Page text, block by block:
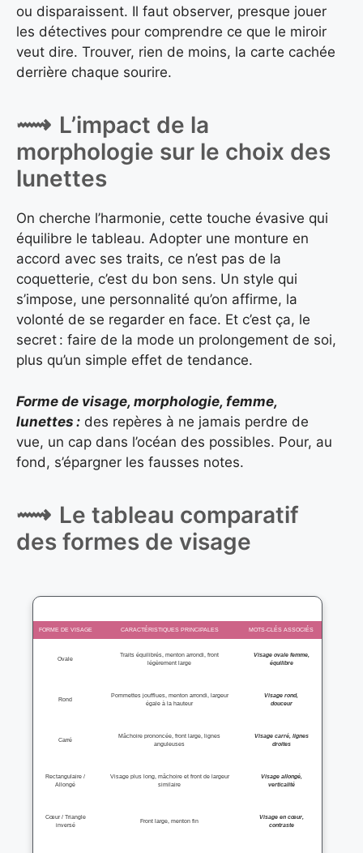
ou disparaissent. Il faut observer, presque jouer
les détectives pour comprendre ce que le miroir
veut dire. Trouver, rien de moins, la carte cachée
derrière chaque sourire.
L’impact de la
morphologie sur le choix des
lunettes
On cherche l’harmonie, cette touche évasive qui
équilibre le tableau. Adopter une monture en
accord avec ses traits, ce n’est pas de la
coquetterie, c’est du bon sens. Un style qui
s’impose, une personnalité qu’on affirme, la
volonté de se regarder en face. Et c’est ça, le
secret : faire de la mode un prolongement de soi,
plus qu’un simple effet de tendance.
Forme de visage, morphologie, femme,
lunettes : des repères à ne jamais perdre de
vue, un cap dans l’océan des possibles. Pour, au
fond, s’épargner les fausses notes.
Le tableau comparatif
des formes de visage
FORME DE VISAGE CARACTÉRISTIQUES PRINCIPALES MOTS-CLÉS ASSOCIÉS
Ovale
Traits équilibrés, menton arrondi, front
légèrement large
Visage ovale femme,
équilibre
Rond
Pommettes joufflues, menton arrondi, largeur
égale à la hauteur
Visage rond,
douceur
Carré
Mâchoire prononcée, front large, lignes
anguleuses
Visage carré, lignes
droites
Rectangulaire /
Allongé
Visage plus long, mâchoire et front de largeur
similaire
Visage allongé,
verticalité
Cœur / Triangle
inversé
Front large, menton fin
Visage en cœur,
contraste